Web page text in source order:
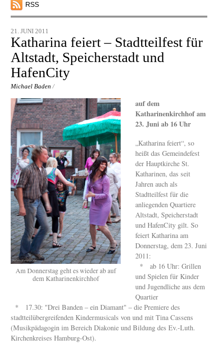
RSS
21. JUNI 2011
Katharina feiert – Stadtteilfest für
Altstadt, Speicherstadt und
HafenCity
Michael Baden /
Am Donnerstag geht es wieder ab auf
dem Katharinenkirchhof
auf dem
Katharinenkirchhof am
23. Juni ab 16 Uhr
„Katharina feiert“, so
heißt das Gemeindefest
der Hauptkirche St.
Katharinen, das seit
Jahren auch als
Stadtteilfest für die
anliegenden Quartiere
Altstadt, Speicherstadt
und HafenCity gilt. So
feiert Katharina am
Donnerstag, dem 23. Juni
2011:
* ab 16 Uhr: Grillen
und Spielen für Kinder
und Jugendliche aus dem
Quartier
* 17.30: "Drei Banden – ein Diamant" – die Premiere des
stadtteilübergreifenden Kindermusicals von und mit Tina Cassens
(Musikpädagogin im Bereich Diakonie und Bildung des Ev.-Luth.
Kirchenkreises Hamburg-Ost).